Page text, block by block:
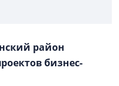
район
бизнес-